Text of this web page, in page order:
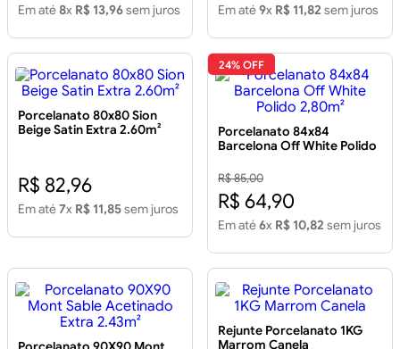
Em até8x R$ 13,96sem juros Em até9x R$ 11,82 sem juros
Porcelanato 80x80 Sion
Beige Satin Extra 2.60m²
R$ 82,96
Em até7x R$ 11,85sem juros
24% OFF
Porcelanato 84x84
Barcelona Off White Polido
R$ 85,00
R$ 64,90
Em até6x R$ 10,82 sem juros
Rejunte Porcelanato 1KG
Marrom Canela